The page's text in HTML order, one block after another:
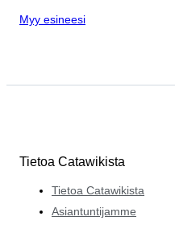
Myy esineesi
Tietoa Catawikista
Tietoa Catawikista
Asiantuntijamme